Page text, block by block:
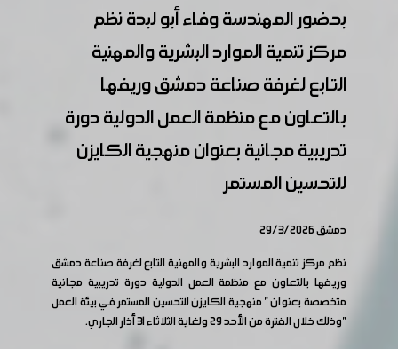
بحضور المهندسة وفاء أبو لبدة نظم
مركز تنمية الموارد البشرية والمهنية
التابع لغرفة صناعة دمشق وريفها
بالتعاون مع منظمة العمل الدولية دورة
تدريبية مجانية بعنوان منهجية الكايزن
للتحسين المستمر
دمشق 29/3/2026
نظم مركز تنمية الموارد البشرية والمهنية التابع لغرفة صناعة دمشق
وريفها بالتعاون مع منظمة العمل الدولية دورة تدريبية مجانية
متخصصة بعنوان " منهجية الكايزن للتحسين المستمر في بيئة العمل
"وذلك خلال الفترة من الأحد 29 ولغاية الثلاثاء 31 أذار الجاري.